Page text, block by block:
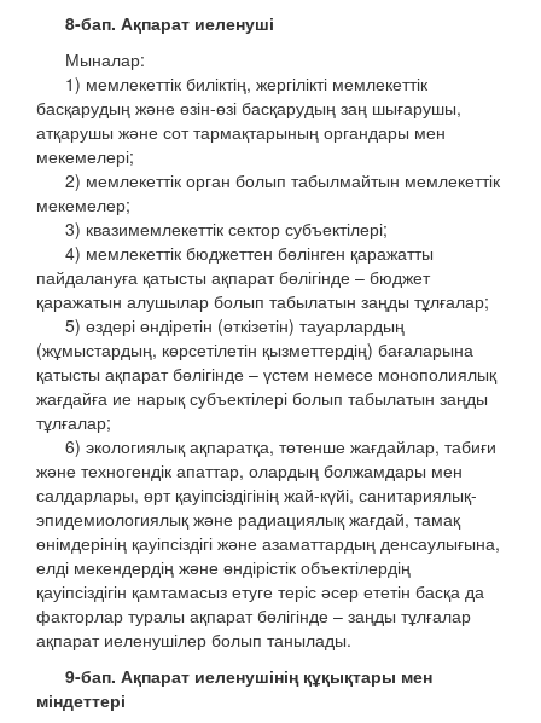
8-бап. Ақпарат иеленуші
Мыналар:
1) мемлекеттік биліктің, жергілікті мемлекеттік
басқарудың және өзін-өзі басқарудың заң шығарушы,
атқарушы және сот тармақтарының органдары мен
мекемелері;
2) мемлекеттік орган болып табылмайтын мемлекеттік
мекемелер;
3) квазимемлекеттік сектор субъектілері;
4) мемлекеттік бюджеттен бөлінген қаражатты
пайдалануға қатысты ақпарат бөлігінде – бюджет
қаражатын алушылар болып табылатын заңды тұлғалар;
5) өздері өндіретін (өткізетін) тауарлардың
(жұмыстардың, көрсетілетін қызметтердің) бағаларына
қатысты ақпарат бөлігінде – үстем немесе монополиялық
жағдайға ие нарық субъектілері болып табылатын заңды
тұлғалар;
6) экологиялық ақпаратқа, төтенше жағдайлар, табиғи
және техногендік апаттар, олардың болжамдары мен
салдарлары, өрт қауіпсіздігінің жай-күйі, санитариялық-
эпидемиологиялық және радиациялық жағдай, тамақ
өнімдерінің қауіпсіздігі және азаматтардың денсаулығына,
елді мекендердің және өндірістік объектілердің
қауіпсіздігін қамтамасыз етуге теріс әсер ететін басқа да
факторлар туралы ақпарат бөлігінде – заңды тұлғалар
ақпарат иеленушілер болып танылады.
9-бап. Ақпарат иеленушінің құқықтары мен
міндеттері